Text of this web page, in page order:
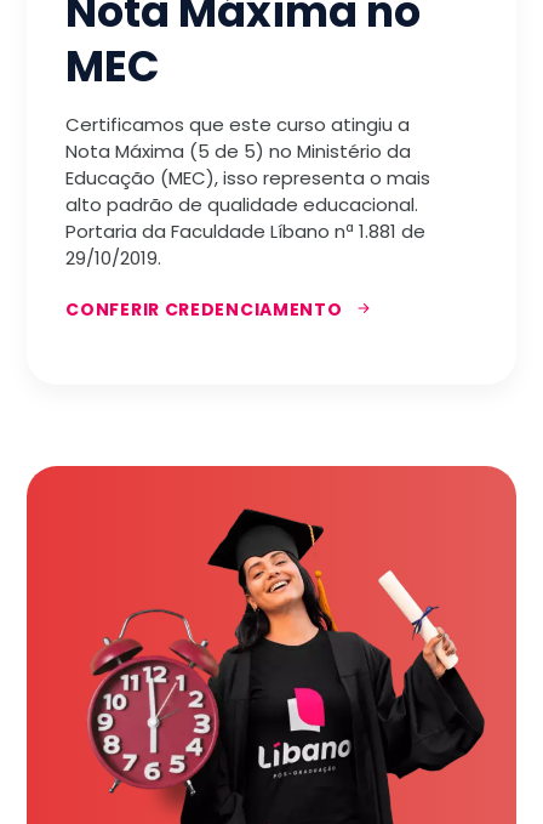
MEC
Certificamos que este curso atingiu a
Nota Máxima (5 de 5) no Ministério da
Educação (MEC), isso representa o mais
alto padrão de qualidade educacional.
Portaria da Faculdade Líbano nª 1.881 de
29/10/2019.
CONFERIR CREDENCIAMENTO